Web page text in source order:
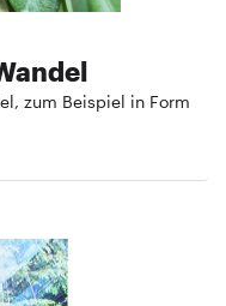
zum Beispiel in Form